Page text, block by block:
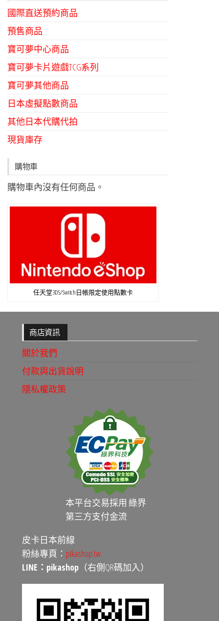
國際直送預約商品
預售商品
寶可夢中心商品
寶可夢卡片遊戲TCG系列
寶可夢其他商品
日本虛擬點數商品
其他日本代購代拍
現貨庫存
購物車
購物車內沒有任何商品。
任天堂3DS/Switch日帳限定使用點數卡
商店資訊
關於我們
付款與出貨說明
隱私權政策
本平台交易採用 綠界
第三方支付金流
皮卡日本前線
粉絲專頁： pikashop.tw
LINE：pikashop （右側QR碼加入）